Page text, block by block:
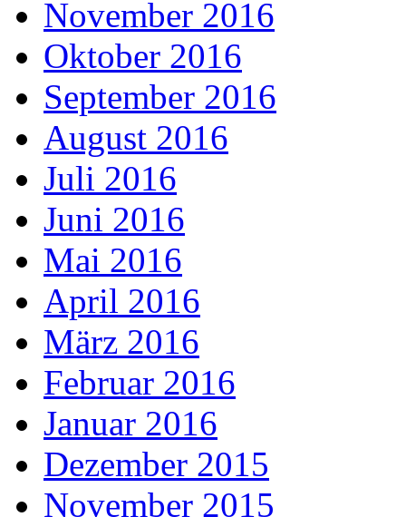
November 2016
Oktober 2016
September 2016
August 2016
Juli 2016
Juni 2016
Mai 2016
April 2016
März 2016
Februar 2016
Januar 2016
Dezember 2015
November 2015